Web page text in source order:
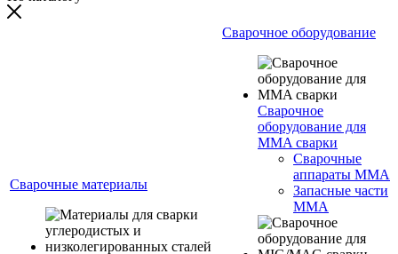
Сварочные материалы
Сварочное оборудование
Сварочное
оборудование для
MMA сварки
Сварочные
аппараты MMA
Запасные части
MMA